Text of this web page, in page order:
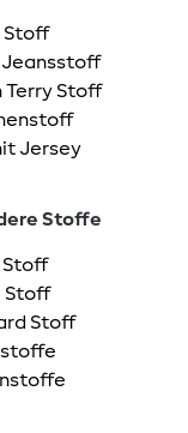
Stoff
Jeansstoff
Terry Stoff
Jersey
Stoffe
Stoff
Stoff
Stoff